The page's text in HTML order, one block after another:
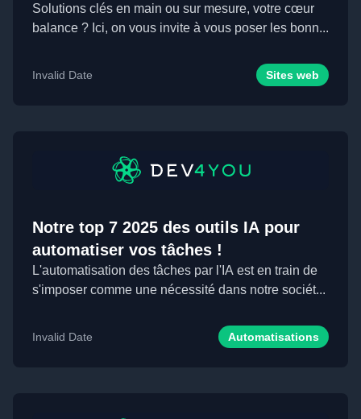
entreprise ?
Solutions clés en main ou sur mesure, votre cœur
balance ? Ici, on vous invite à vous poser les bonn...
Invalid Date Sites web
Notre top 7 2025 des outils IA pour
automatiser vos tâches !
L'automatisation des tâches par l'IA est en train de
s'imposer comme une nécessité dans notre sociét...
Invalid Date Automatisations